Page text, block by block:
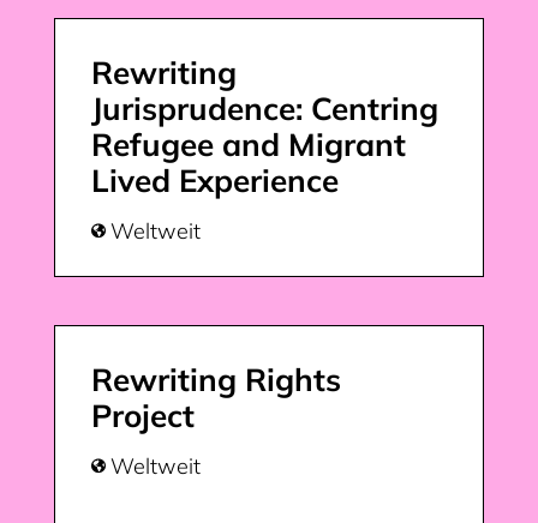
Rewriting
Jurisprudence: Centring
Refugee and Migrant
Lived Experience
 Weltweit
Rewriting Rights
Project
 Weltweit